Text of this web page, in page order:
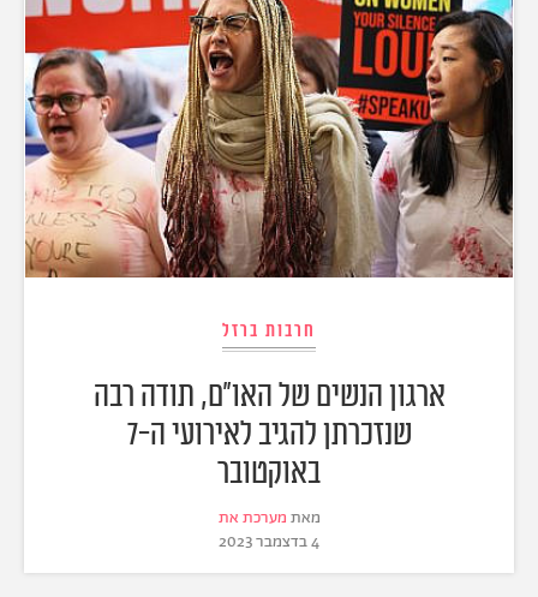
חרבות ברזל
ארגון הנשים של האו"ם, תודה רבה
שנזכרתן להגיב לאירועי ה-7
באוקטובר
מאת מערכת את
4 בדצמבר 2023